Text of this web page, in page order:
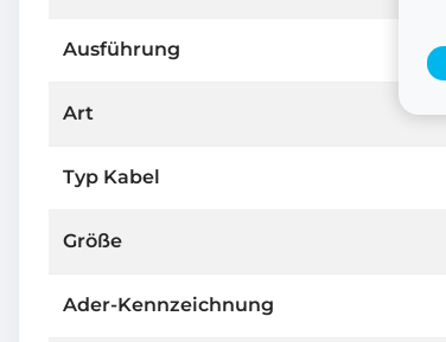
Ausführung
Art
Typ Kabel
Größe
Ader-Kennzeichnung